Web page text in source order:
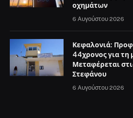
οχημάτων
6 Αυγούστου 2026
Κεφαλονιά:
44χρονος για τη
Μεταφέρεται
Στεφάνου
6 Αυγούστου 2026